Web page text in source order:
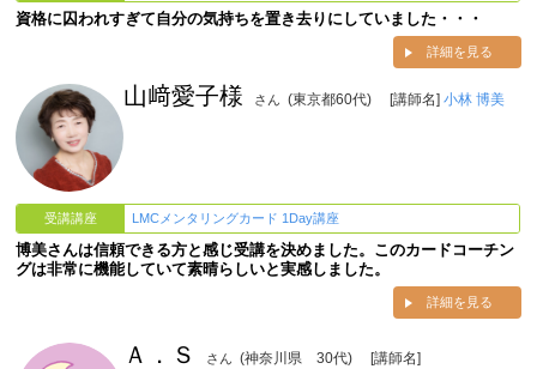
資格に囚われすぎて自分の気持ちを置き去りにしていました・・・
詳細を見る
山﨑愛子様 さん (東京都60代) [講師名]小林 博美
受講講座 LMCメンタリングカード 1Day講座
博美さんは信頼できる方と感じ受講を決めました。このカードコーチン
グは非常に機能していて素晴らしいと実感しました。
詳細を見る
Ａ．Ｓ さん (神奈川県 30代) [講師名]